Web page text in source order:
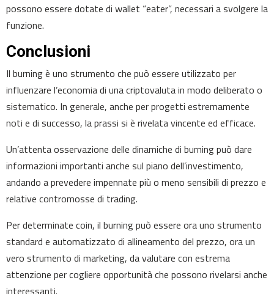
possono essere dotate di wallet “eater”, necessari a svolgere la
funzione.
Conclusioni
Il burning è uno strumento che può essere utilizzato per
influenzare l’economia di una criptovaluta in modo deliberato o
sistematico. In generale, anche per progetti estremamente
noti e di successo, la prassi si è rivelata vincente ed efficace.
Un’attenta osservazione delle dinamiche di burning può dare
informazioni importanti anche sul piano dell’investimento,
andando a prevedere impennate più o meno sensibili di prezzo e
relative contromosse di trading.
Per determinate coin, il burning può essere ora uno strumento
standard e automatizzato di allineamento del prezzo, ora un
vero strumento di marketing, da valutare con estrema
attenzione per cogliere opportunità che possono rivelarsi anche
interessanti.